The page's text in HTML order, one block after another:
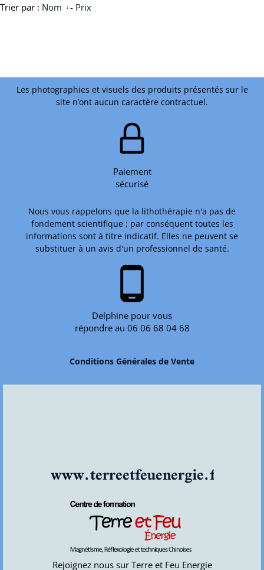
Trier par : Nom - Prix
Les photographies et visuels des produits présentés sur le
site n’ont aucun caractère contractuel.
Paiement
sécurisé
Nous vous rappelons que la lithothérapie n'a pas de
fondement scientifique ; par conséquent toutes les
informations sont à titre indicatif. Elles ne peuvent se
substituer à un avis d'un professionnel de santé.
phone_android
Delphine pour vous
répondre au 06 06 68 04 68
Conditions Générales de Vente
www.terreetfeuenergie.fr
Rejoignez nous sur Terre et Feu Energie